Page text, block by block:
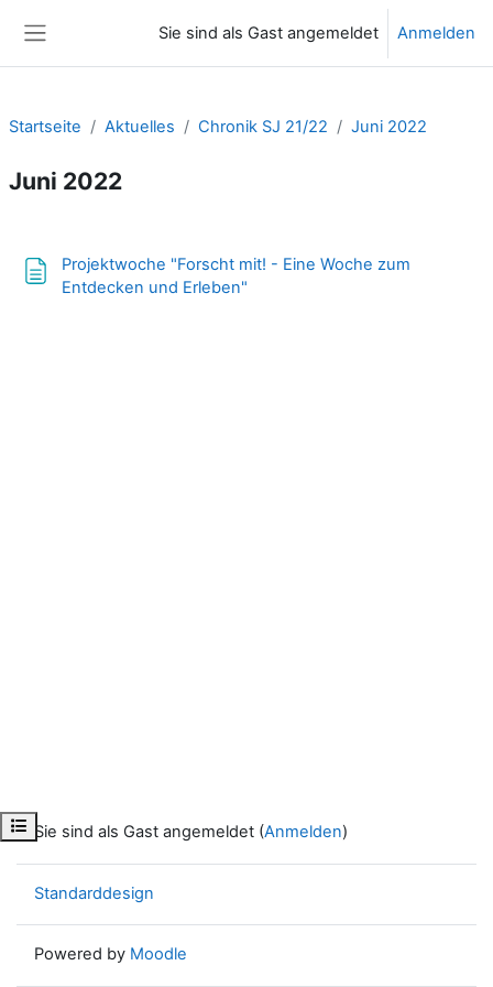
Sie sind als Gast angemeldet Anmelden
Kursindex öffnen
Startseite Aktuelles Chronik SJ 21/22 Juni 2022
Juni 2022
Projektwoche "Forscht mit! - Eine Woche zum
Entdecken und Erleben"
Sie sind als Gast angemeldet (Anmelden)
Standarddesign
Powered by Moodle